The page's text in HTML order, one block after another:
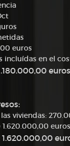
euros
en el
euros
viviendas:
1.620.000,00 euros
1.620.000,00